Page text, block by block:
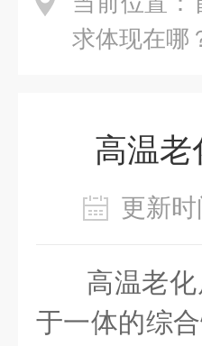
求体现在哪
高温老
更新
高温老
于一体的综